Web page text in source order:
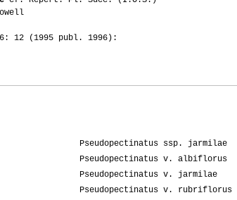
12 (1995 publ. 1996):
Pseudopectinatus ssp. jarmilae
Pseudopectinatus v. albiflorus
Pseudopectinatus v. jarmilae
Pseudopectinatus v. rubriflorus